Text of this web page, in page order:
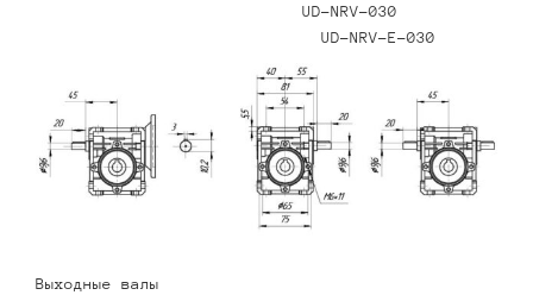
UD-NRV-030
UD-NRV-E-030
Выходные валы